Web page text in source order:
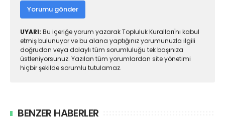
Yorumu gönder
UYARI: Bu içeriğe yorum yazarak Topluluk Kuralları'nı kabul
etmiş bulunuyor ve bu alana yaptığınız yorumunuzla ilgili
doğrudan veya dolaylı tüm sorumluluğu tek başınıza
üstleniyorsunuz. Yazılan tüm yorumlardan site yönetimi
hiçbir şekilde sorumlu tutulamaz.
BENZER HABERLER